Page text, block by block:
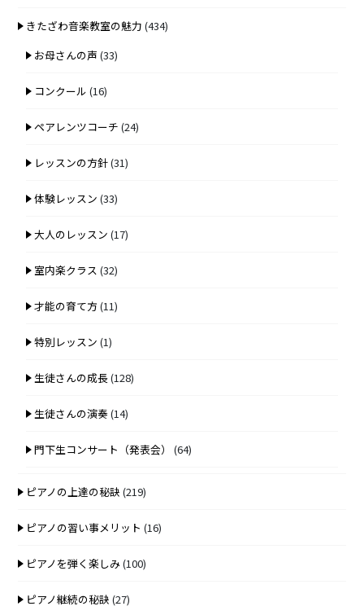
きたざわ音楽教室の魅力 (434)
お母さんの声 (33)
コンクール (16)
ペアレンツコーチ (24)
レッスンの方針(31)
体験レッスン (33)
大人のレッスン (17)
室内楽クラス (32)
才能の育て方 (11)
特別レッスン (1)
生徒さんの成長(128)
生徒さんの演奏(14)
門下生コンサート（発表会） (64)
ピアノの上達の秘訣 (219)
ピアノの習い事メリット (16)
ピアノを弾く楽しみ(100)
ピアノ継続の秘訣 (27)